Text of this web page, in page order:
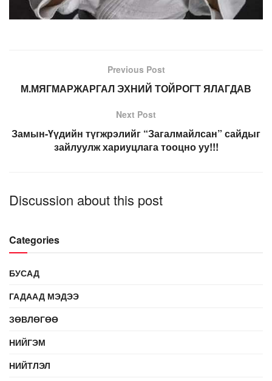
Previous Post
М.МЯГМАРЖАРГАЛ ЭХНИЙ ТОЙРОГТ ЯЛАГДАВ
Next Post
Замын-Үүдийн түгжрэлийг “Загалмайлсан” сайдыг
зайлуулж хариуцлага тооцно уу!!!
Discussion about this post
Categories
БУСАД
ГАДААД МЭДЭЭ
ЗӨВЛӨГӨӨ
НИЙГЭМ
НИЙТЛЭЛ